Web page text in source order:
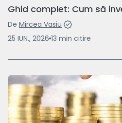
Ghid complet: Cum să
De Mircea Vasiu
25 IUN., 2026 13 min citire